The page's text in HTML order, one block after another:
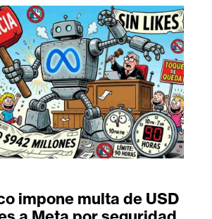
impone multa de USD